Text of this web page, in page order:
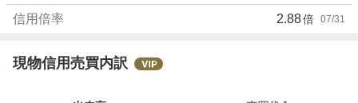
%
、
く
信用倍率 2.88倍 07/31
現物信用売買内訳